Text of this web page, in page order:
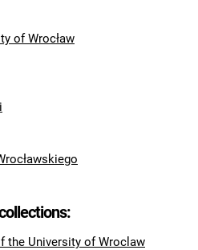
of Wrocław
the University of Wroclaw